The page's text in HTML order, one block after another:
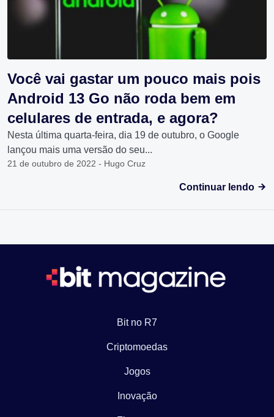
Você vai gastar um pouco mais pois
Android 13 Go não roda bem em
celulares de entrada, e agora?
Nesta última quarta-feira, dia 19 de outubro, o Google
lançou mais uma versão do seu...
21 de outubro de 2022 - Hugo Cruz
Continuar lendo
Bit no R7
Criptomoedas
Jogos
Inovação